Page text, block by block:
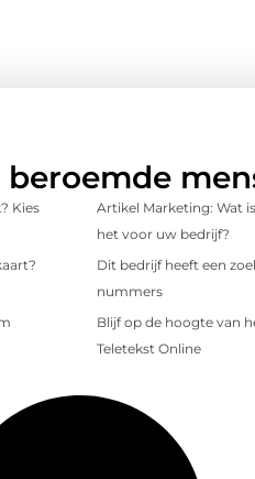
beroemde
Kies
Artikel Marketing: Wat
het voor uw bedrijf?
Dit bedrijf heeft een
nummers
Blijf op de hoogte van
Teletekst Online